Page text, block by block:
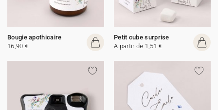
Bougie apothicaire
16,90 €
Petit cube surprise
A partir de 1,51 €